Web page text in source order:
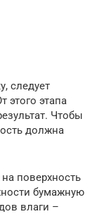
следует
этого этапа
Чтобы
должна
поверхность
бумажную
влаги –